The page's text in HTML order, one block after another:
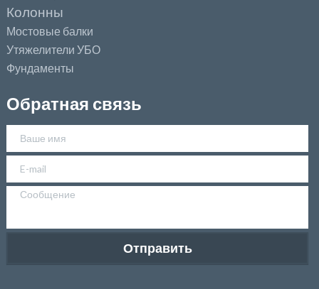
Колонны
Мостовые балки
Утяжелители УБО
Фундаменты
Обратная связь